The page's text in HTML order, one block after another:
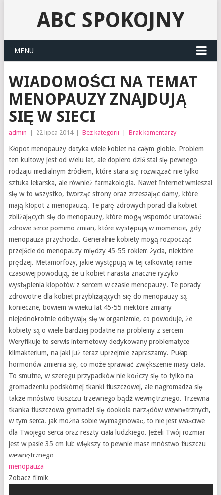
ABC SPOKOJNY
MENU
WIADOMOŚCI NA TEMAT
MENOPAUZY ZNAJDUJĄ
SIĘ W SIECI
admin 22 lipca 2014 Bez kategorii Brak komentarzy
Kłopot menopauzy dotyka wiele kobiet na całym globie. Problem
ten kultowy jest od wielu lat, ale dopiero dziś stał się pewnego
rodzaju medialnym źródłem, które stara się rozwiązać nie tylko
sztuka lekarska, ale również farmakologia. Nawet Internet wmieszał
się w to wszystko, tworząc strony oraz zrzeszając damy, które
mają kłopot z menopauzą. Te parę zdrowych porad dla kobiet
zbliżających się do menopauzy, które mogą wspomóc uratować
zdrowe serce pomimo zmian, które występują w momencie, gdy
menopauza przychodzi. Generalnie kobiety mogą rozpocząć
przejście do menopauzy między 45-55 rokiem życia, niektóre
prędzej. Metamorfozy, jakie występują w tej całkowitej ramie
czasowej powodują, że u kobiet narasta znaczne ryzyko
wystąpienia kłopotów z sercem w czasie menopauzy. Te porady
zdrowotne dla kobiet przybliżających się do menopauzy są
konieczne, bowiem w wieku lat 45-55 niektóre zmiany
niejednokrotnie odbywają się w organizmie, co powoduje, że
kobiety są o wiele bardziej podatne na problemy z sercem.
Weryfikuje to serwis internetowy dedykowany problematyce
klimakterium, na jaki już teraz uprzejmie zapraszamy. Pułap
hormonów zmienia się, co może sprawiać zwiększenie masy ciała.
To smutne, w szeregu przypadków nie kończy się to tylko na
gromadzeniu podskórnej tkanki tłuszczowej, ale nagromadza się
także mnóstwo tłuszczu trzewnego bądź wewnętrznego. Trzewna
tkanka tłuszczowa gromadzi się dookoła narządów wewnętrznych,
w tym serca. Jak można sobie wyimaginować, to nie jest właściwe
dla Twojego serca oraz reszty ciała ludzkiego. Jeżeli Twój rozmiar
jest w pasie 35 cm lub większy to pewnie masz mnóstwo tłuszczu
wewnętrznego.
menopauza
Zobacz filmik